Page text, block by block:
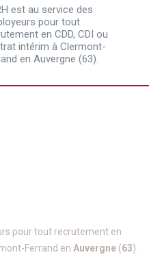
est au service des
pour tout
en CDD, CDI ou
intérim à Clermont-
en Auvergne (63).
pour tout recrutement en
Ferrand en Auvergne (63).